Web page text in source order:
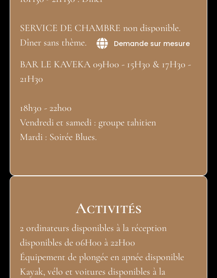
SERVICE DE CHAMBRE non disponible.
Dîner sans thème.
BAR LE KAVEKA 09H00 - 15H30 & 17H30 -
21H30
18h30 - 22h00
Vendredi et samedi : groupe tahitien
Mardi : Soirée Blues.
Activités
2 ordinateurs disponibles à la réception
disponibles de 06H00 à 22H00
Équipement de plongée en apnée disponible
Kayak, vélo et voitures disponibles à la
Demande sur mesure